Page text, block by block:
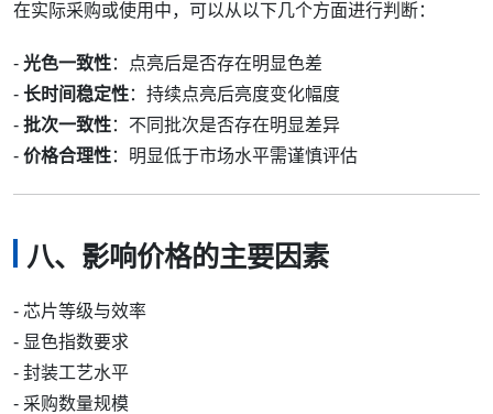
在实际采购或使用中，可以从以下几个方面进行判断：
- 光色一致性：点亮后是否存在明显色差
- 长时间稳定性：持续点亮后亮度变化幅度
- 批次一致性：不同批次是否存在明显差异
- 价格合理性：明显低于市场水平需谨慎评估
八、影响价格的主要因素
- 芯片等级与效率
- 显色指数要求
- 封装工艺水平
- 采购数量规模